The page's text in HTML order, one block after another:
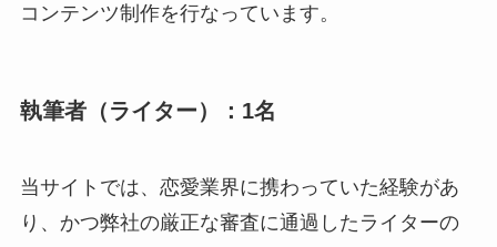
コンテンツ制作を行なっています。
執筆者（ライター）：1名
当サイトでは、恋愛業界に携わっていた経験があ
り、かつ弊社の厳正な審査に通過したライターの